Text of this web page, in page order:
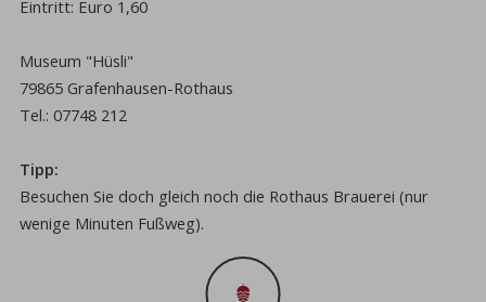
Eintritt: Euro 1,60
Museum "Hüsli"
79865 Grafenhausen-Rothaus
Tel.: 07748 212
Tipp:
Besuchen Sie doch gleich noch die Rothaus Brauerei (nur
wenige Minuten Fußweg).